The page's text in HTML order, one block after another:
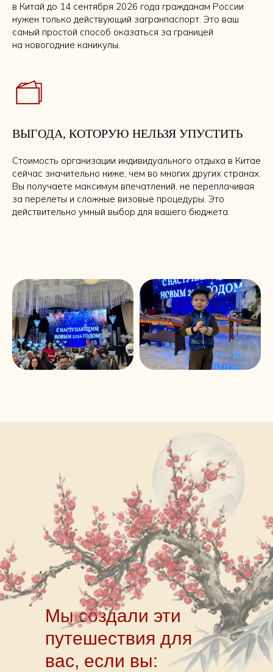
в Китай до 14 сентября 2026 года гражданам России
нужен только действующий загранпаспорт. Это ваш
самый простой способ оказаться за границей
на новогодние каникулы.
ВЫГОДА, КОТОРУЮ НЕЛЬЗЯ УПУСТИТЬ
Стоимость организации индивидуального отдыха в Китае
сейчас значительно ниже, чем во многих других странах.
Вы получаете максимум впечатлений, не переплачивая
за перелеты и сложные визовые процедуры. Это
действительно умный выбор для вашего бюджета.
Мы создали эти
путешествия для
вас, если вы: